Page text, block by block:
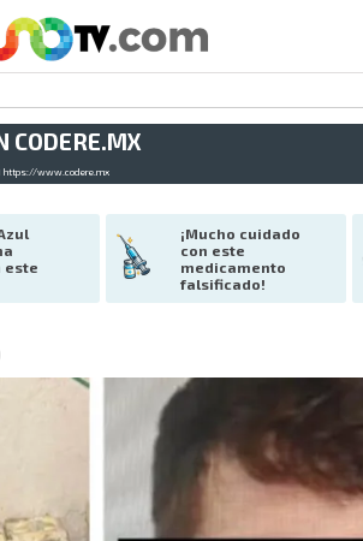
CODERE.MX
https://www.codere.mx
este
¡Mucho cuidado
con este
medicamento
falsificado!